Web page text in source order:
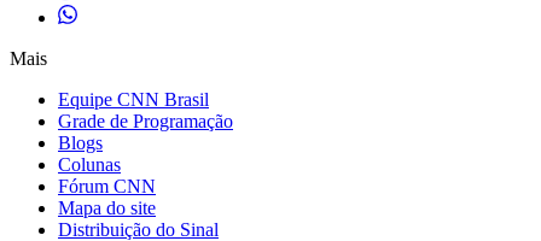
Mais
Equipe CNN Brasil
Grade de Programação
Blogs
Colunas
Fórum CNN
Mapa do site
Distribuição do Sinal